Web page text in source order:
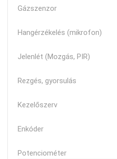
Gázszenzor
Hangérzékelés (mikrofon)
Jelenlét (Mozgás, PIR)
Rezgés, gyorsulás
Kezelőszerv
Enkóder
Potenciométer